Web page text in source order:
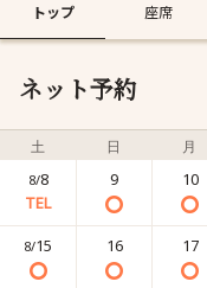
トップ 座席
ネット予約
土 日 月
8/8 9 10
8/15 16 17